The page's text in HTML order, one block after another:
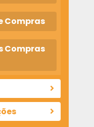
Compras
Compras